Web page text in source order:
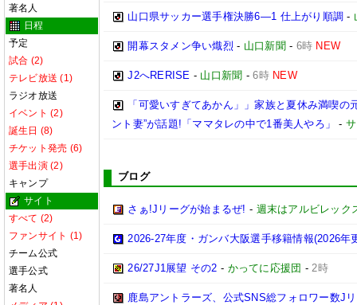
著名人
日程
予定
試合 (2)
テレビ放送 (1)
ラジオ放送
イベント (2)
誕生日 (8)
チケット発売 (6)
選手出演 (2)
キャンプ
サイト
すべて (2)
ファンサイト (1)
チーム公式
選手公式
著名人
山口県サッカー選手権決勝6―1 仕上がり順調 -
開幕スタメン争い熾烈 - 山口新聞 - 6時 NEW
J2へRERISE - 山口新聞 -6時 NEW
「可愛いすぎてあかん」」家族と夏休み満喫
ント妻”が話題!「ママタレの中で1番美人やろ」
-
ブログ
さぁ!Jリーグが始まるぜ! - 週末はアルビレック
2026-27年度・ガンバ大阪選手移籍情報(2026年
26/27J1展望 その2 - かってに応援団 -2時
鹿島アントラーズ、公式SNS総フォロワー数J